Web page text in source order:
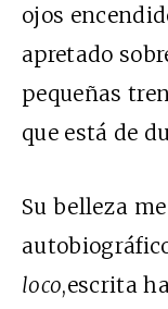
ojos
apretado
pequeñas
que está de
Su belleza
loco,escrita